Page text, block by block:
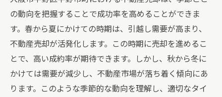
の動向を把握することで成功率を高めることができま
す。春から夏にかけての時期は、引越し需要が高まり、
不動産売却が活発化します。この時期に売却を進めるこ
とで、高い成約率が期待できます。しかし、秋から冬に
かけては需要が減少し、不動産市場が落ち着く傾向にあ
ります。このような季節的な動向を理解し、適切なタイ